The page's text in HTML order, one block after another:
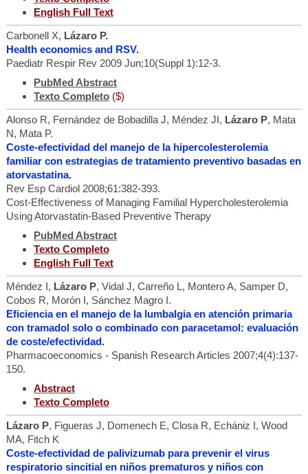
English Full Text
Carbonell X, Lázaro P.
Health economics and RSV.
Paediatr Respir Rev 2009 Jun;10(Suppl 1):12-3.
PubMed Abstract
Texto Completo ($)
Alonso R, Fernández de Bobadilla J, Méndez JI, Lázaro P, Mata
N, Mata P.
Coste-efectividad del manejo de la hipercolesterolemia
familiar con estrategias de tratamiento preventivo basadas en
atorvastatina.
Rev Esp Cardiol 2008;61:382-393.
Cost-Effectiveness of Managing Familial Hypercholesterolemia
Using Atorvastatin-Based Preventive Therapy
PubMed Abstract
Texto Completo
English Full Text
Méndez I, Lázaro P, Vidal J, Carreño L, Montero A, Samper D,
Cobos R, Morón I, Sánchez Magro I.
Eficiencia en el manejo de la lumbalgia en atención primaria
con tramadol solo o combinado con paracetamol: evaluación
de coste/efectividad.
Pharmacoeconomics - Spanish Research Articles 2007;4(4):137-
150.
Abstract
Texto Completo
Lázaro P, Figueras J, Domenech E, Closa R, Echániz I, Wood
MA, Fitch K
Coste-efectividad de palivizumab para prevenir el virus
respiratorio sincitial en niños prematuros y niños con